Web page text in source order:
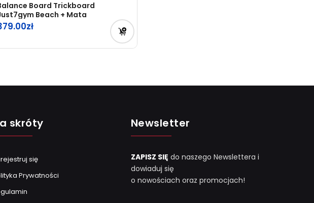
Board Trickboard
Beach + Mata
skróty
się
Prywatności
Newsletter
ZAPISZ SIĘ do naszego Newslettera i
dowiaduj się
o nowościach oraz promocjach!